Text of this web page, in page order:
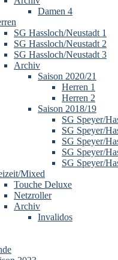
Damen 4
SG Hassloch/Neustadt 1
SG Hassloch/Neustadt 2
SG Hassloch/Neustadt 3
Archiv
Saison 2020/21
Herren 1
Herren 2
Saison 2018/19
SG Speyer/
SG Speyer/
SG Speyer/
SG Speyer/
SG Speyer/
Mixed
Touche Deluxe
Netzroller
Archiv
Invalidos